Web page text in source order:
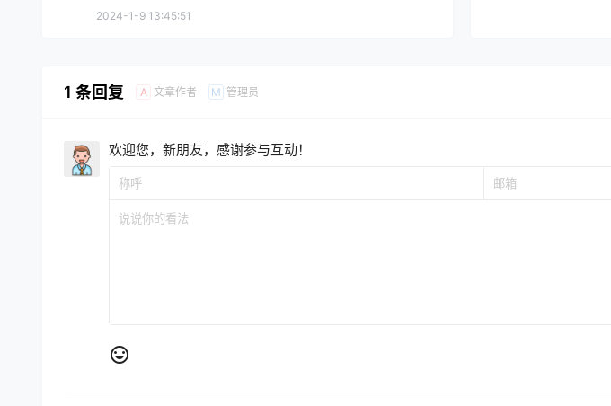
2024-1-9 13:45:51
1 条回复 A 文章作者 M 管理员
欢迎您，新朋友，感谢参与互动！